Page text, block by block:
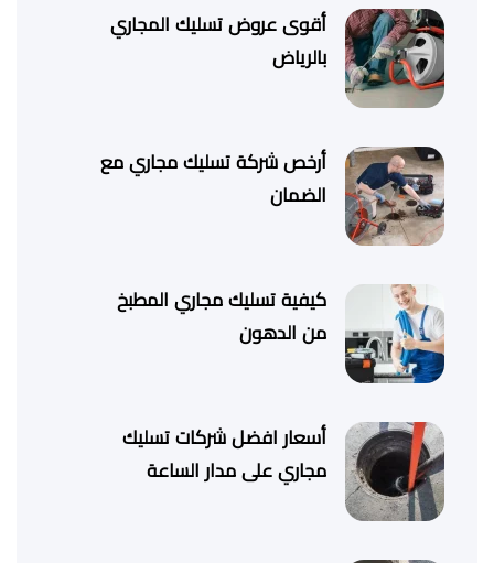
أقوى عروض تسليك المجاري
بالرياض
أرخص شركة تسليك مجاري مع
الضمان
كيفية تسليك مجاري المطبخ
من الدهون
أسعار افضل شركات تسليك
مجاري على مدار الساعة